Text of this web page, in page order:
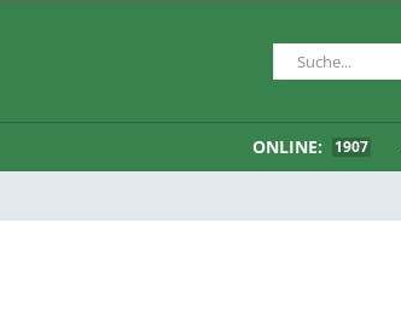
ONLINE: 1907